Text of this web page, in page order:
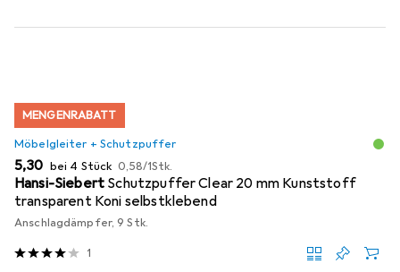
MENGENRABATT
Möbelgleiter + Schutzpuffer
EUR
5,30 bei 4 Stück EUR
0,58/1Stk.
Hansi-Siebert Schutzpuffer Clear 20 mm Kunststoff
transparent Koni selbstklebend
Anschlagdämpfer, 9 Stk.
1